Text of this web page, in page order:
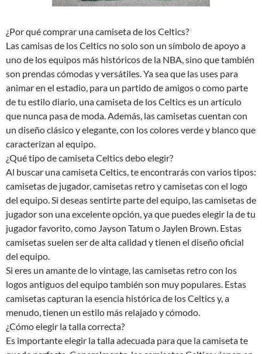
¿Por qué comprar una camiseta de los Celtics?
Las camisas de los Celtics no solo son un símbolo de apoyo a
uno de los equipos más históricos de la NBA, sino que también
son prendas cómodas y versátiles. Ya sea que las uses para
animar en el estadio, para un partido de amigos o como parte
de tu estilo diario, una camiseta de los Celtics es un artículo
que nunca pasa de moda. Además, las camisetas cuentan con
un diseño clásico y elegante, con los colores verde y blanco que
caracterizan al equipo.
¿Qué tipo de camiseta Celtics debo elegir?
Al buscar una camiseta Celtics, te encontrarás con varios tipos:
camisetas de jugador, camisetas retro y camisetas con el logo
del equipo. Si deseas sentirte parte del equipo, las camisetas de
jugador son una excelente opción, ya que puedes elegir la de tu
jugador favorito, como Jayson Tatum o Jaylen Brown. Estas
camisetas suelen ser de alta calidad y tienen el diseño oficial
del equipo.
Si eres un amante de lo vintage, las camisetas retro con los
logos antiguos del equipo también son muy populares. Estas
camisetas capturan la esencia histórica de los Celtics y, a
menudo, tienen un estilo más relajado y cómodo.
¿Cómo elegir la talla correcta?
Es importante elegir la talla adecuada para que la camiseta te